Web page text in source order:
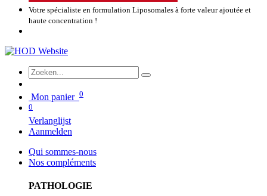
Votre spécialiste en formulation Liposomales à forte valeur ajoutée et
haute concentration !
Mon panier 0
0
Verlanglijst
Aanmelden
Qui sommes-nous
Nos compléments
PATHOLOGIE